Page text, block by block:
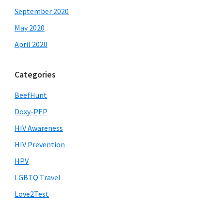
September 2020
May 2020
April 2020
Categories
BeefHunt
Doxy-PEP
HIV Awareness
HIV Prevention
HPV
LGBTQ Travel
Love2Test